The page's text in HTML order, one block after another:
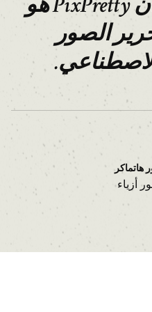
الصور
هاتماكر
أزياء